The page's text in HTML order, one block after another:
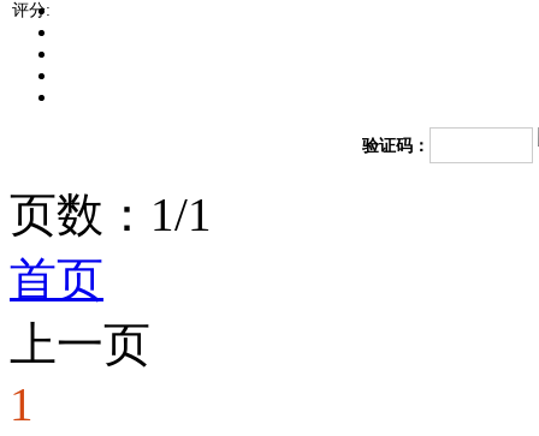
评分:
验证码：
页数：1/1
首页
上一页
1